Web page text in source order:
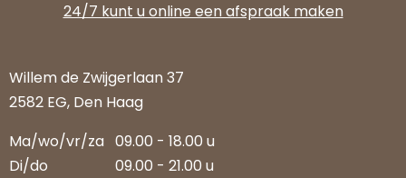
24/7 kunt u online een afspraak maken
Willem de Zwijgerlaan 37
2582 EG, Den Haag
Ma/wo/vr/za 09.00 - 18.00 u
Di/do
09.00 - 21.00 u